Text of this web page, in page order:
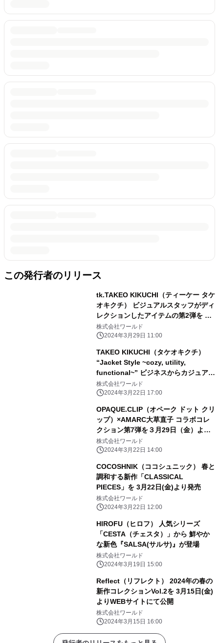
この発行者のリリース
tk.TAKEO KIKUCHI（ティーケー タケ
オキクチ） ビジュアルスタッフがディ
レクションしたアイテムの第2弾を 4
月1日（月）より発売！
株式会社ワールド
2024年3月29日 11:00
TAKEO KIKUCHI（タケオキクチ）
“Jacket Style ~cozy, utility,
functional~” ビジネスからカジュアル
シーンまでマッチする春ジャケット特
集 3月22日（金）より公開
株式会社ワールド
2024年3月22日 17:00
OPAQUE.CLIP（オペーク ドット クリ
ップ）×AMARC大草直子 コラボコレ
クション第7弾を３月29日（金）より
発売
株式会社ワールド
2024年3月22日 14:00
COCOSHNIK（ココシュニック） 春と
調和する新作「CLASSICAL
PIECES」を 3月22日(金)より発売
株式会社ワールド
2024年3月22日 12:00
HIROFU（ヒロフ） 人気シリーズ
「CESTA（チェスタ）」から 鮮やか
な新色『SALSA(サルサ)』が登場
株式会社ワールド
2024年3月19日 15:00
Reflect（リフレクト） 2024年の春の
新作コレクションVol.2を 3月15日(金)
よりWEBサイトにて公開
株式会社ワールド
2024年3月15日 16:00